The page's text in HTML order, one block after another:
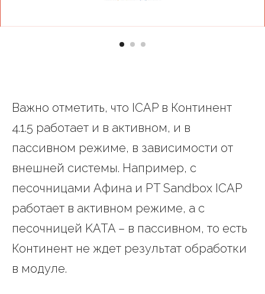
Важно отметить, что ICAP в Континент
4.1.5 работает и в активном, и в
пассивном режиме, в зависимости от
внешней системы. Например, с
песочницами Афина и PT Sandbox ICAP
работает в активном режиме, а с
песочницей KATA – в пассивном, то есть
Континент не ждет результат обработки
в модуле.